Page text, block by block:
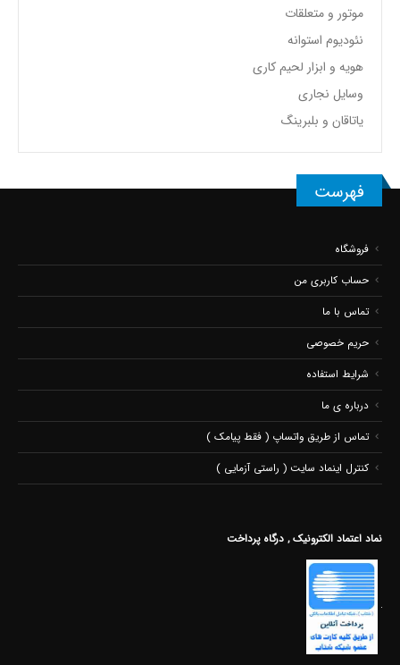
موتور و متعلقات
نئودیوم استوانه
هویه و ابزار لحیم کاری
وسایل نجاری
یاتاقان و بلبرینگ
فهرست
فروشگاه
حساب کاربری من
تماس با ما
حریم خصوصی
شرایط استفاده
درباره ی ما
تماس از طریق واتساپ ( فقط پیامک )
کنترل اینماد سایت ( راستی آزمایی )
نماد اعتماد الکترونیک , درگاه پرداخت